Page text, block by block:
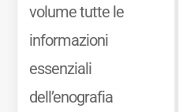
volume tutte le
informazioni
essenziali
dell’enografia